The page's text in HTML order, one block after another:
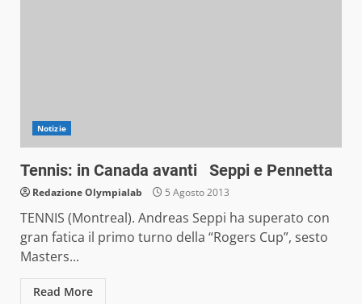
Notizie
Tennis: in Canada avanti Seppi e Pennetta
Redazione Olympialab 5 Agosto 2013
TENNIS (Montreal). Andreas Seppi ha superato con
gran fatica il primo turno della “Rogers Cup”, sesto
Masters...
Read More